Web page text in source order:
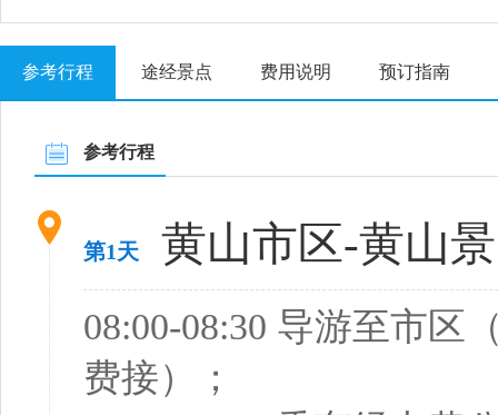
参考行程 途经景点 费用说明 预订指南
参考行程
第1天 黄山市区-黄山
08:00-08:30 导游至市区
费接）；